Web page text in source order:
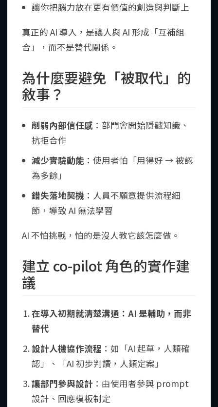
讓你把腦力放在更有價值的創造與判斷上
真正的 AI 導入，是讓人與 AI 形成「互補組
合」，而不是替代關係。
為什麼要避免「被取代」的
敘事？
削弱內部信任感 ：部門會開始隱藏知識、
抗拒合作
減少實驗動能 ：使用者怕「用得好 → 被認
為多餘」
錯失落地契機 ：人員不願意提供流程細
節，導致 AI 無法學習
AI 不怕挑戰，怕的是沒人教它該怎麼做。
建立 co-pilot 角色的實作建
議
在導入初期就清楚溝通：AI 是輔助，而非
替代
設計人機協作流程 ：如「AI 起草，人類確
認」、「AI 初步判讀，人類定案」
讓部門參與設計 ：由使用者參與 prompt
設計、回應模板制定